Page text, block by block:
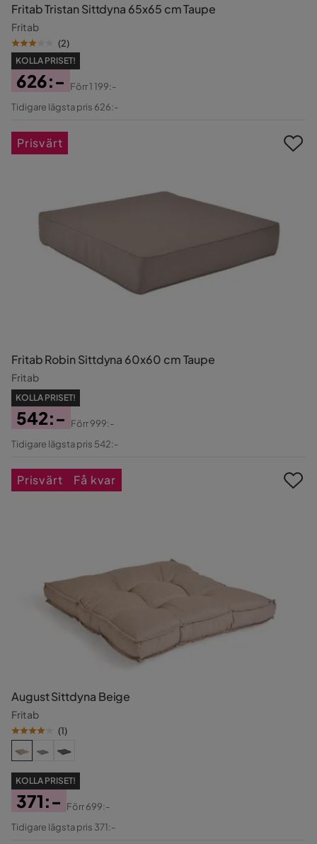
Fritab Tristan Sittdyna 65x65 cm Taupe
Fritab
(2)
KOLLA PRISET!
Pris
626:-
Original
Förr1 199:-
Tidigare lägsta pris 626:-
Fritab Robin Sittdyna 60x60 cm Taupe
Fritab
KOLLA PRISET!
Pris
542:-
Original
Förr999:-
Tidigare lägsta pris 542:-
Prisvärt
August Sittdyna Beige
Fritab
(1)
KOLLA PRISET!
Pris
371:-
Original
Förr699:-
Tidigare lägsta pris 371:-
Prisvärt Få kvar